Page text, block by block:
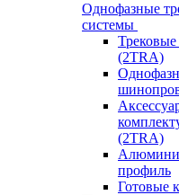
Однофазные
системы
Трековые
(2TRA)
(2TRA)
профиль
Готовые